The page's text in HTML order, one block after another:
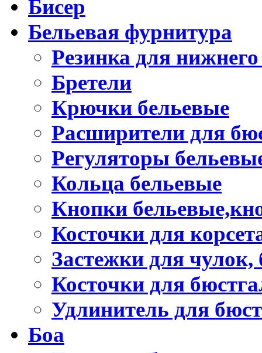
Бисер
Бельевая фурнитура
Резинка для
Бретели
Крючки бельевые
Расширители для
Регуляторы
Кольца бельевые
Кнопки
Косточки для
Застежки для чулок,
Косточки для
Удлинитель для
Боа